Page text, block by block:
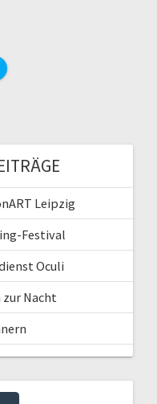
Leipzig
Festival
Oculi
zur Nacht